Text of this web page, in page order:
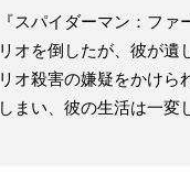
『スパイダーマン：フ
リオを倒したが、彼が遺
リオ殺害の嫌疑をかけら
しまい、彼の生活は一変